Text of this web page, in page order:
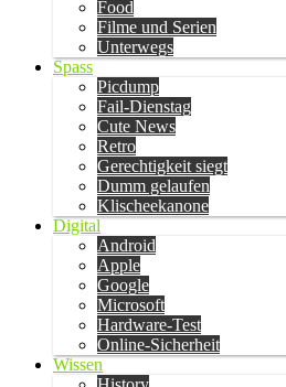
Food
Filme und Serien
Unterwegs
Spass
Picdump
Fail-Dienstag
Cute News
Retro
Gerechtigkeit siegt
Dumm gelaufen
Klischeekanone
Digital
Android
Apple
Google
Microsoft
Hardware-Test
Online-Sicherheit
Wissen